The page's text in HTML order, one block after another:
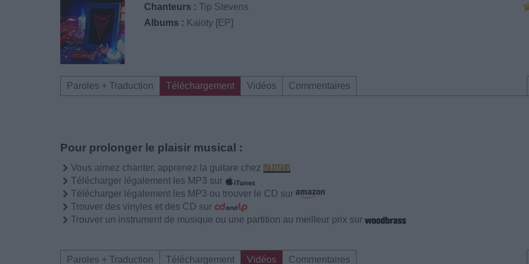
Chanteurs : Tip Stevens
Albums : Kaioty [EP]
Paroles + Traduction Téléchargement Vidéos Commentaires
Pour prolonger le plaisir musical :
Vous aimez chanter, apprenez la guitare chez
Télécharger légalement les MP3 sur
Télécharger légalement les MP3 ou trouver le CD sur
Trouver des vinyles et des CD sur
Trouver un instrument de musique ou une partition au meilleur prix sur
Paroles + Traduction Téléchargement Vidéos Commentaires